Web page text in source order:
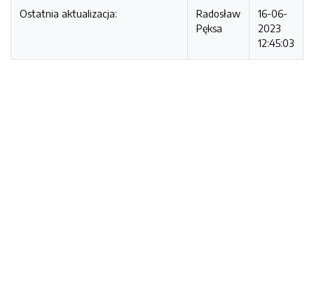
Ostatnia aktualizacja:
Radosław
Pęksa
16-06-
2023
12:45:03